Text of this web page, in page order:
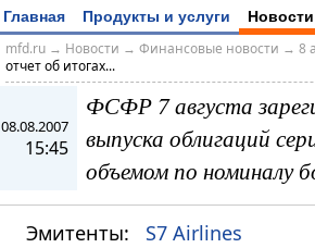
Главная Продукты и услуги Новости
mfd.ru→ Новости → Финансовые новости → 8
отчет об итогах...
08.08.2007
15:45
ФСФР 7 августа
выпуска облигаций
объемом по номиналу
Эмитенты: S7 Airlines